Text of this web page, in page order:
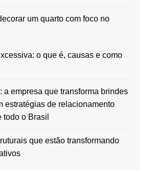
um quarto com foco no
o que é, causas e como
a empresa que transforma brindes
estratégias de relacionamento
todo o Brasil
que estão transformando